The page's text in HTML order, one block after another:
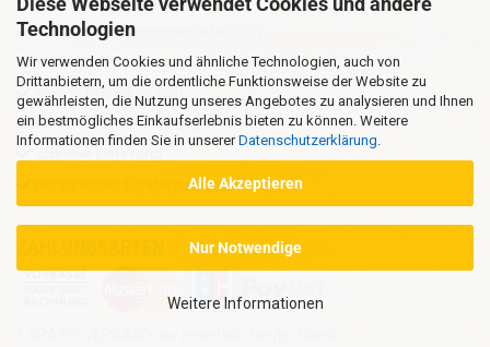
Technologien
Wir verwenden Cookies und ähnliche Technologien, auch von
Drittanbietern, um die ordentliche Funktionsweise der Website zu
gewährleisten, die Nutzung unseres Angebotes zu analysieren und Ihnen
ein bestmögliches Einkaufserlebnis bieten zu können. Weitere
Informationen finden Sie in unsererDatenschutzerklärung
Alle Akzeptieren
Nur Notwendige
Weitere Informationen
detailreiche Produktverarbeitung
exklusives Design
eigene Produktreihen
nachhaltige Herstellung
persönlicher Kundenservice